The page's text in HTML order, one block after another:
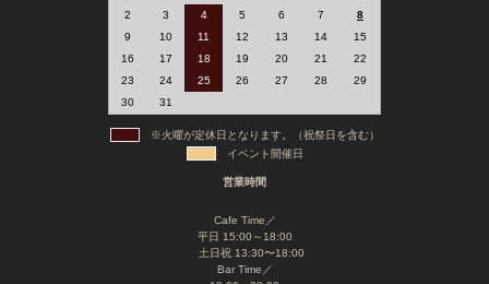
2
3 4 5 6 7
8
9
10 11 12 13 14
15
16
17 18 19 20 21
22
23
24 25 26 27 28
29
30
31
※火曜が定休日となります。（祝祭日を含む）
イベント開催日
営業時間
Cafe Time／
平日 15:00～18:00
土日祝 13:30〜18:00
Bar Time／